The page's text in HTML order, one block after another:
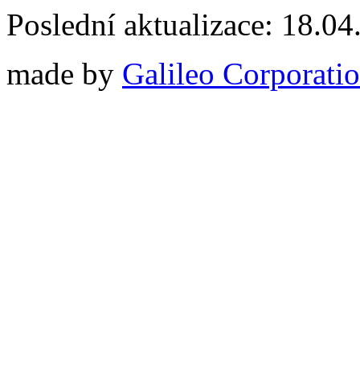
Poslední aktualizace:
made by Galileo